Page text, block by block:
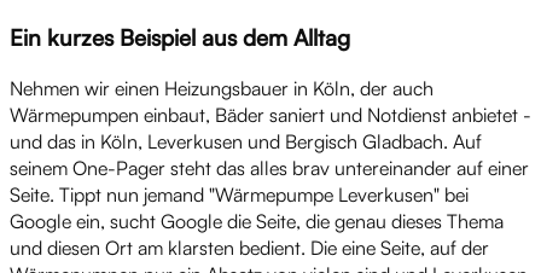
Ein kurzes Beispiel aus dem Alltag
Nehmen wir einen Heizungsbauer in Köln, der auch
Wärmepumpen einbaut, Bäder saniert und Notdienst anbietet -
und das in Köln, Leverkusen und Bergisch Gladbach. Auf
seinem One-Pager steht das alles brav untereinander auf einer
Seite. Tippt nun jemand "Wärmepumpe Leverkusen" bei
Google ein, sucht Google die Seite, die genau dieses Thema
und diesen Ort am klarsten bedient. Die eine Seite, auf der